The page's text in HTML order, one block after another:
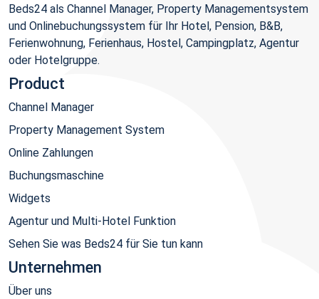
Beds24 als Channel Manager, Property Managementsystem
und Onlinebuchungssystem für Ihr Hotel, Pension, B&B,
Ferienwohnung, Ferienhaus, Hostel, Campingplatz, Agentur
oder Hotelgruppe.
Product
Channel Manager
Property Management System
Online Zahlungen
Buchungsmaschine
Widgets
Agentur und Multi-Hotel Funktion
Sehen Sie was Beds24 für Sie tun kann
Unternehmen
Über uns